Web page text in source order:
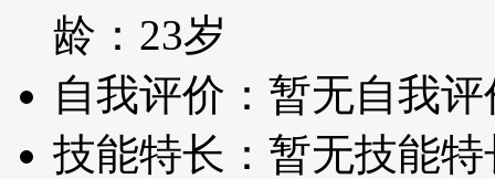
龄：23岁
自我评价：暂无自我评
技能特长：暂无技能特